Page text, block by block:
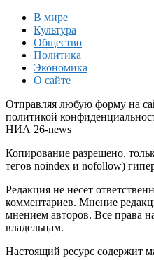
В мире
Культура
Общество
Политика
Экономика
О сайте
Отправляя любую форму на
политикой
НИА 26-news
Копирование разрешено,
тегов noindex и nofollow)
Редакция не несет
комментариев. Мнение
мнением авторов. Все права
владельцам.
Настоящий ресурс содержит